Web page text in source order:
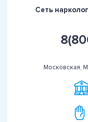
Сеть
Московская,